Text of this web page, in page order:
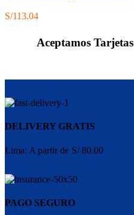
S/113.04
Aceptamos Tarjetas
DELIVERY GRATIS
Lima: A partir de S/ 80.00
PAGO SEGURO